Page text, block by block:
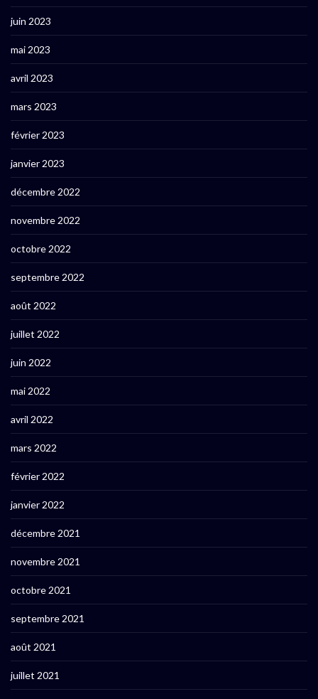
juin 2023
mai 2023
avril 2023
mars 2023
février 2023
janvier 2023
décembre 2022
novembre 2022
octobre 2022
septembre 2022
août 2022
juillet 2022
juin 2022
mai 2022
avril 2022
mars 2022
février 2022
janvier 2022
décembre 2021
novembre 2021
octobre 2021
septembre 2021
août 2021
juillet 2021